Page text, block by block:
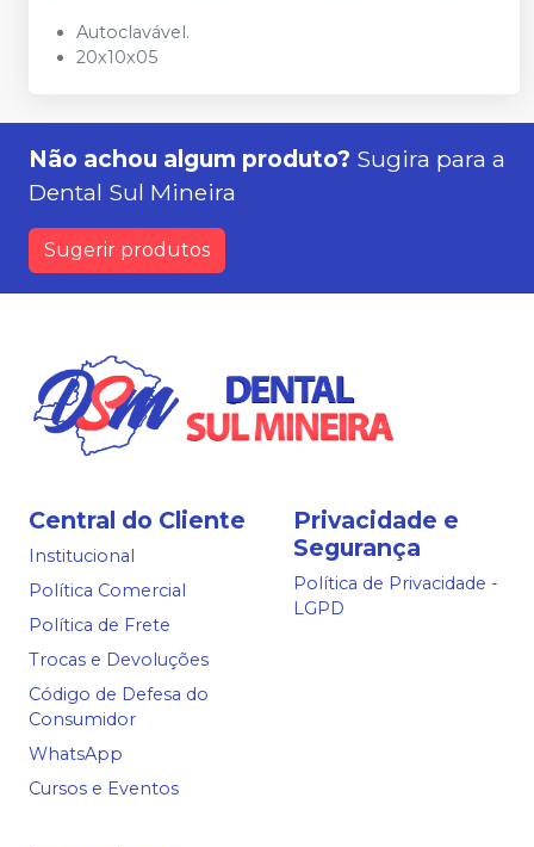
Autoclavável.
20x10x05
Não achou algum produto? Sugira para a
Dental Sul Mineira
Sugerir produtos
Central do Cliente
Institucional
Política Comercial
Política de Frete
Trocas e Devoluções
Código de Defesa do
Consumidor
WhatsApp
Cursos e Eventos
Privacidade e
Segurança
Política de Privacidade -
LGPD